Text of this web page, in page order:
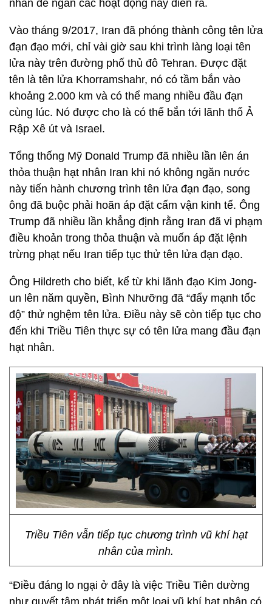
nhân để ngăn các hoạt động này diễn ra.
Vào tháng 9/2017, Iran đã phóng thành công tên lửa
đạn đạo mới, chỉ vài giờ sau khi trình làng loại tên
lửa này trên đường phố thủ đô Tehran. Được đặt
tên là tên lửa Khorramshahr, nó có tầm bắn vào
khoảng 2.000 km và có thể mang nhiều đầu đạn
cùng lúc. Nó được cho là có thể bắn tới lãnh thổ Ả
Rập Xê út và Israel.
Tổng thống Mỹ Donald Trump đã nhiều lần lên án
thỏa thuận hạt nhân Iran khi nó không ngăn nước
này tiến hành chương trình tên lửa đạn đạo, song
ông đã buộc phải hoãn áp đặt cấm vận kinh tế. Ông
Trump đã nhiều lần khẳng định rằng Iran đã vi phạm
điều khoản trong thỏa thuận và muốn áp đặt lệnh
trừng phạt nếu Iran tiếp tục thử tên lửa đạn đạo.
Ông Hildreth cho biết, kể từ khi lãnh đạo Kim Jong-
un lên năm quyền, Bình Nhưỡng đã “đẩy mạnh tốc
độ” thử nghệm tên lửa. Điều này sẽ còn tiếp tục cho
đến khi Triều Tiên thực sự có tên lửa mang đầu đạn
hạt nhân.
Triều Tiên vẫn tiếp tục chương trình vũ khí hạt
nhân của mình.
“Điều đáng lo ngại ở đây là việc Triều Tiên dường
như quyết tâm phát triển một loại vũ khí hạt nhân có